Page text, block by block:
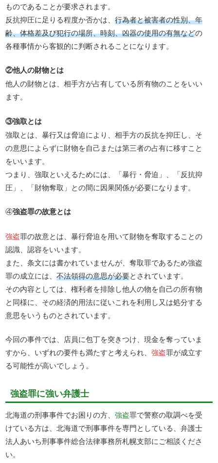
ものであることが要求されます。
反抗抑圧に足りる程度か否かは、行為者と被害者の性別、年
齢、体格差及び犯行の場所、時刻、凶器の使用の有無などの
各種事情から客観的に判断されることになります。
②他人の財物とは
他人の財物とは、相手方が占有している所有物のことをいい
ます。
③強取とは
強取とは、暴行又は脅迫により、相手方の反抗を抑圧し、そ
の意思によらずに財物を自己または第三者の占有に移すこと
をいいます。
つまり、強取といえるためには、「暴行・脅迫」、「反抗抑
圧」、「財物奪取」との間に因果関係が必要になります。
④強盗罪の故意とは
強盗罪の故意とは、暴行脅迫を用いて財物を奪取することの
認識、認容をいいます。
また、条文には書かれていませんが、奪取罪であるため強盗
罪の成立には、不法領得の意思が必要とされています。
その内容としては、権利者を排除し他人の物を自己の所有物
と同様に、その経済的用法に従いこれを利用し又は処分する
意思をいうものとされています。
今回の事件では、店員に包丁を突きつけ、現金を奪っていま
すから、いずれの要件も満たすと考えられ、強盗罪が成立す
る可能性が高いでしょう。
強盗罪に強い弁護士
北海道の刑事事件でお困りの方、強盗罪で警察の取調べを受
けている方は、北海道で刑事事件を専門としている、弁護士
法人あいち刑事事件総合法律事務所札幌支部にご相談くださ
い。